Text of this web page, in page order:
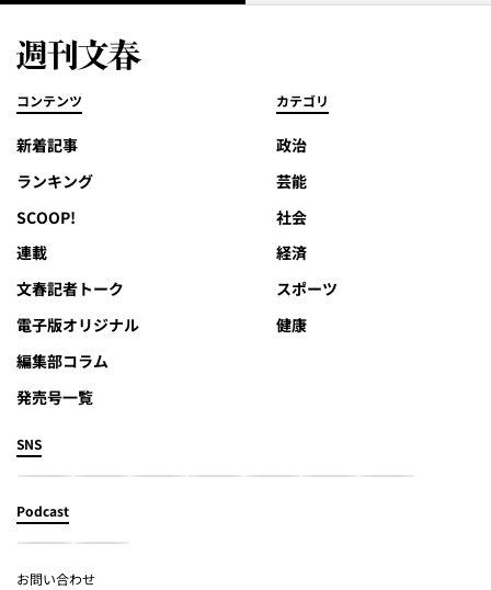
コンテンツ
新着記事
ランキング
SCOOP!
連載
文春記者トーク
電子版オリジナル
編集部コラム
発売号一覧
カテゴリ
政治
芸能
社会
経済
スポーツ
健康
SNS
Podcast
お問い合わせ